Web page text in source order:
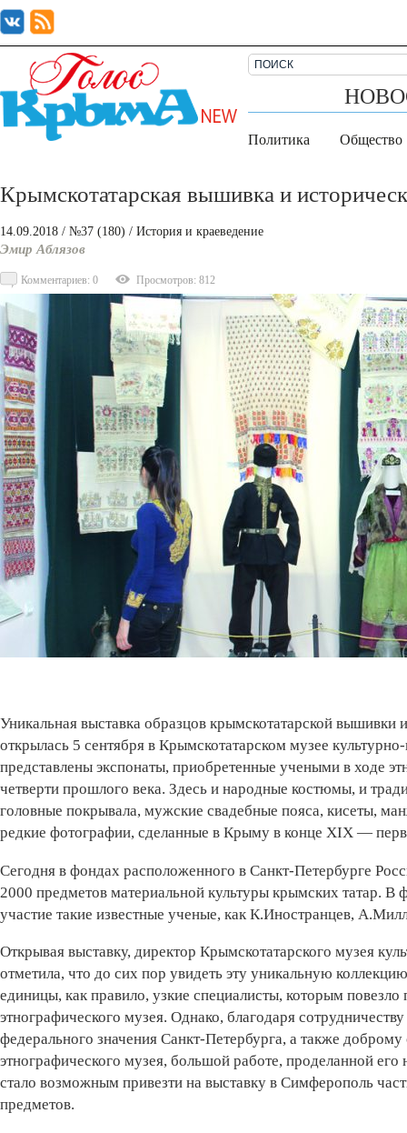
Политика Общество
Крымскотатарская вышивка и
14.09.2018 / №37 (180) / История и краеведение
Эмир Аблязов
Комментариев: 0 Просмотров: 812
Уникальная выставка образцов крымскотатарской вышивки
открылась 5 сентября в Крымскотатарском музее
представлены экспонаты, приобретенные учеными в ходе
четверти прошлого века. Здесь и народные костюмы, и
головные покрывала, мужские свадебные пояса, кисеты,
редкие фотографии, сделанные в Крыму в конце XIX —
Сегодня в фондах расположенного в Санкт-Петербурге
2000 предметов материальной культуры крымских татар. В
участие такие известные ученые, как К.Иностранцев,
Открывая выставку, директор Крымскотатарского музея
отметила, что до сих пор увидеть эту уникальную
единицы, как правило, узкие специалисты, которым
этнографического музея. Однако, благодаря
федерального значения Санкт-Петербурга, а также
этнографического музея, большой работе, проделанной
стало возможным привезти на выставку в Симферополь
предметов.